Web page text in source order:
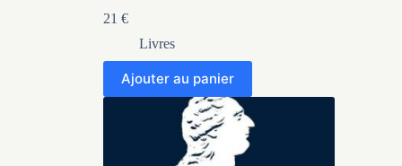
21 €
Livres
Ajouter au panier